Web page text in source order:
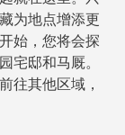
为地点增添更
始，您将会探
宅邸和马厩。
往其他区域，